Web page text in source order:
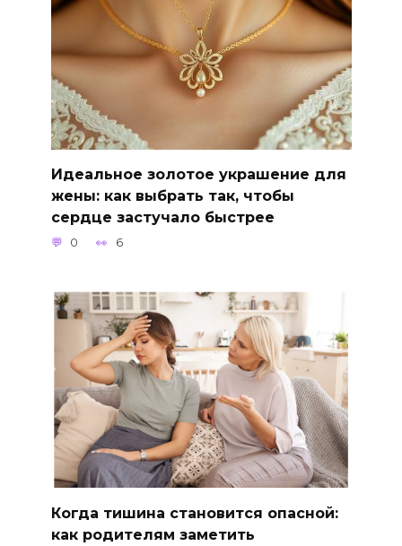
Идеальное золотое украшение для
жены: как выбрать так, чтобы
сердце застучало быстрее
0 6
Когда тишина становится опасной:
как родителям заметить